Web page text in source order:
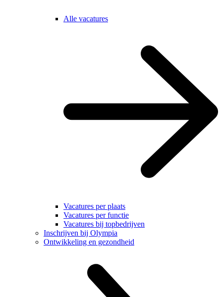
Alle vacatures
Vacatures per plaats
Vacatures per functie
Vacatures bij topbedrijven
Inschrijven bij Olympia
Ontwikkeling en gezondheid